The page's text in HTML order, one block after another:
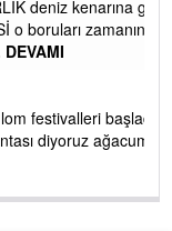
giden yola
tüm ereğli
biz halk
yaz